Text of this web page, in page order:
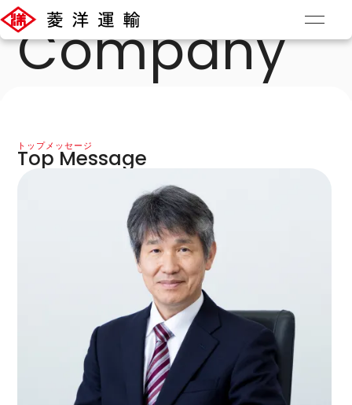
企業情 報
Company
トップメッセージ
Top Message